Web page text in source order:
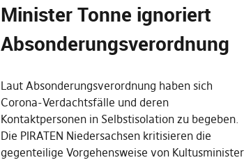
Minister Tonne ignoriert
Absonderungsverordnung
Laut Absonderungsverordnung haben sich
Corona-Verdachtsfälle und deren
Kontaktpersonen in Selbstisolation zu begeben.
Die PIRATEN Niedersachsen kritisieren die
gegenteilige Vorgehensweise von Kultusminister